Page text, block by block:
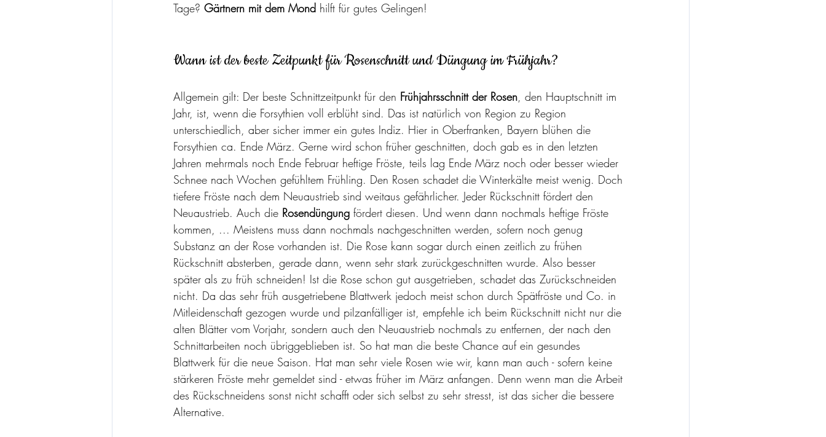
Tage? Gärtnern mit dem Mond hilft für gutes Gelingen!
Wann ist der beste Zeitpunkt für Rosenschnitt und Düngung im Frühjahr?
Allgemein gilt: Der beste Schnittzeitpunkt für den Frühjahrsschnitt der Rosen, den Hauptschnitt im
Jahr, ist, wenn die Forsythien voll erblüht sind. Das ist natürlich von Region zu Region
unterschiedlich, aber sicher immer ein gutes Indiz. Hier in Oberfranken, Bayern blühen die
Forsythien ca. Ende März. Gerne wird schon früher geschnitten, doch gab es in den letzten
Jahren mehrmals noch Ende Februar heftige Fröste, teils lag Ende März noch oder besser wieder
Schnee nach Wochen gefühltem Frühling. Den Rosen schadet die Winterkälte meist wenig. Doch
tiefere Fröste nach dem Neuaustrieb sind weitaus gefährlicher. Jeder Rückschnitt fördert den
Neuaustrieb. Auch die Rosendüngung fördert diesen. Und wenn dann nochmals heftige Fröste
kommen, ... Meistens muss dann nochmals nachgeschnitten werden, sofern noch genug
Substanz an der Rose vorhanden ist. Die Rose kann sogar durch einen zeitlich zu frühen
Rückschnitt absterben, gerade dann, wenn sehr stark zurückgeschnitten wurde. Also besser
später als zu früh schneiden! Ist die Rose schon gut ausgetrieben, schadet das Zurückschneiden
nicht. Da das sehr früh ausgetriebene Blattwerk jedoch meist schon durch Spätfröste und Co. in
Mitleidenschaft gezogen wurde und pilzanfälliger ist, empfehle ich beim Rückschnitt nicht nur die
alten Blätter vom Vorjahr, sondern auch den Neuaustrieb nochmals zu entfernen, der nach den
Schnittarbeiten noch übriggeblieben ist. So hat man die beste Chance auf ein gesundes
Blattwerk für die neue Saison. Hat man sehr viele Rosen wie wir, kann man auch - sofern keine
stärkeren Fröste mehr gemeldet sind - etwas früher im März anfangen. Denn wenn man die Arbeit
des Rückschneidens sonst nicht schafft oder sich selbst zu sehr stresst, ist das sicher die bessere
Alternative.